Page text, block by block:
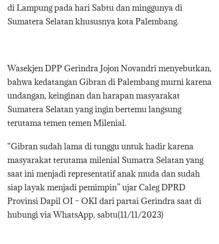
di Lampung pada hari Sabtu dan minggunya di
Sumatera Selatan khususnya kota Palembang.
Wasekjen DPP Gerindra Jojon Novandri menyebutkan,
bahwa kedatangan Gibran di Palembang murni karena
undangan, keinginan dan harapan masyarakat
Sumatera Selatan yang ingin bertemu langsung
terutama temen temen Milenial.
“Gibran sudah lama di tunggu untuk hadir karena
masyarakat terutama milenial Sumatra Selatan yang
saat ini menjadi representatif anak muda dan sudah
siap layak menjadi pemimpin” ujar Caleg DPRD
Provinsi Dapil OI – OKI dari partai Gerindra saat di
hubungi via WhatsApp, sabtu(11/11/2023)